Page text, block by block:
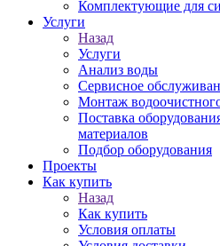
Комплектующие для
Услуги
Назад
Услуги
Анализ воды
Сервисное
Монтаж
Поставка
материалов
Подбор оборудования
Проекты
Как купить
Назад
Как купить
Условия оплаты